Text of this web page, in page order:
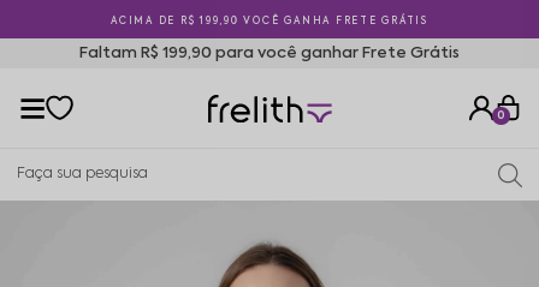
5% OFF PAGANDO NO PIX
Faltam R$ 199,90 para você ganhar Frete Grátis
0